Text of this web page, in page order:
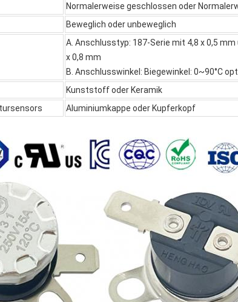
Normalerweise geschlossen oder
Beweglich oder unbeweglich
A. Anschlusstyp: 187-Serie mit 4,8 x 0,5
x 0,8 mm
B. Anschlusswinkel: Biegewinkel: 0~90°C
Kunststoff oder Keramik
Aluminiumkappe oder Kupferkopf